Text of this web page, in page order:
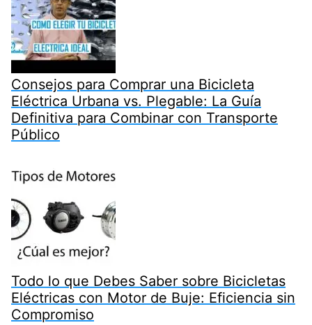
Consejos para Comprar una Bicicleta
Eléctrica Urbana vs. Plegable: La Guía
Definitiva para Combinar con Transporte
Público
Todo lo que Debes Saber sobre Bicicletas
Eléctricas con Motor de Buje: Eficiencia sin
Compromiso